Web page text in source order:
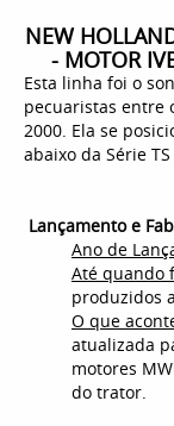
NEW
- MOTOR
Esta linha foi o
pecuaristas entre
2000. Ela se
abaixo da Série TS
Lançamento e
Ano de
Até quando
produzidos
O que
atualizada
motores
do trator.